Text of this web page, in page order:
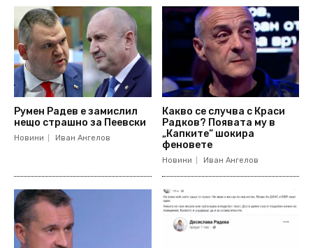
Румен Радев е замислил
нещо страшно за Пеевски
Новини Иван Ангелов
Какво се случва с Краси
Радков? Появата му в
„Капките“ шокира
феновете
Новини Иван Ангелов